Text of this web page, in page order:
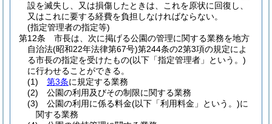
設を滅失し、又は損傷したときは、これを原状に回復し、
又はこれに要する経費を負担しなければならない。
(指定管理者の指定等)
第12条
市長は、次に掲げる公園の管理に関する業務を地方
自治法(昭和22年法律第67号)第244条の2第3項の規定によ
る市長の指定を受けたもの(以下「指定管理者」という。)
に行わせることができる。
(1)
第3条に規定する業務
(2)
公園の利用及びその制限に関する業務
(3)
公園の利用に係る料金(以下「利用料金」という。)に
関する業務